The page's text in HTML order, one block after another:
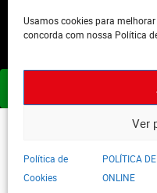
Usamos cookies para
concorda com nossa Política
Ver
Política de
Cookies
POLÍTICA
ONLINE
2023 - Editora Motor